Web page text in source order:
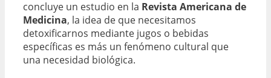
concluye un estudio en la Revista Americana de
Medicina, la idea de que necesitamos
detoxificarnos mediante jugos o bebidas
específicas es más un fenómeno cultural que
una necesidad biológica.